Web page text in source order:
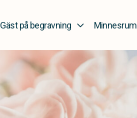
Gäst på begravning Minnesrum